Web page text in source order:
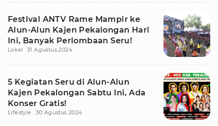
Festival ANTV Rame Mampir ke
Alun-Alun Kajen Pekalongan Hari
Ini, Banyak Perlombaan Seru!
Lokal 31 Agustus 2024
5 Kegiatan Seru di Alun-Alun
Kajen Pekalongan Sabtu Ini, Ada
Konser Gratis!
Lifestyle 30 Agustus 2024